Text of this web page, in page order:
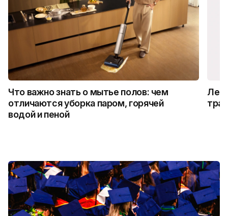
Что важно знать о мытье полов: чем
отличаются уборка паром, горячей
водой и пеной